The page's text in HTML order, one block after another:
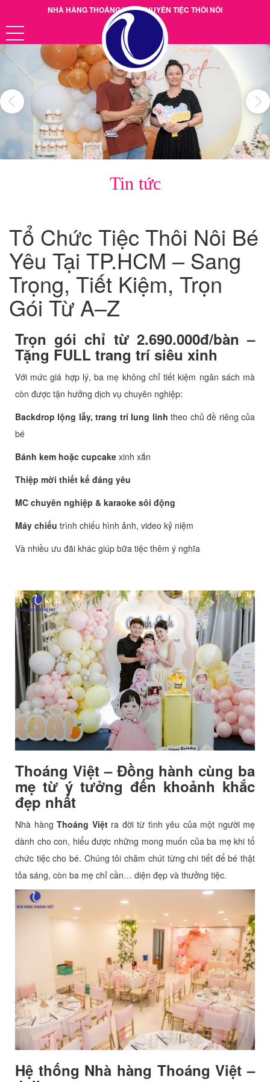
NHÀ HÀNG THOÁNG VIỆT CHUYÊN TIỆC THÔI NÔI
Hotline: 0901.38.39.40
Tin tức
Tổ Chức Tiệc Thôi Nôi Bé
Yêu Tại TP.HCM – Sang
Trọng, Tiết Kiệm, Trọn
Gói Từ A–Z
Trọn gói chỉ từ 2.690.000đ/bàn –
Tặng FULL trang trí siêu xinh
Với mức giá hợp lý, ba mẹ không chỉ tiết kiệm ngân sách mà
còn được tận hưởng dịch vụ chuyên nghiệp:
Backdrop lộng lẫy, trang trí lung linh theo chủ đề riêng của
bé
Bánh kem hoặc cupcake xinh xắn
Thiệp mời thiết kế đáng yêu
MC chuyên nghiệp & karaoke sôi động
Máy chiếu trình chiếu hình ảnh, video kỷ niệm
Và nhiều ưu đãi khác giúp bữa tiệc thêm ý nghĩa
Thoáng Việt – Đồng hành cùng ba
mẹ từ ý tưởng đến khoảnh khắc
đẹp nhất
Nhà hàng Thoáng Việtra đời từ tình yêu của một người mẹ
dành cho con, hiểu được những mong muốn của ba mẹ khi tổ
chức tiệc cho bé. Chúng tôi chăm chút từng chi tiết để bé thật
tỏa sáng, còn ba mẹ chỉ cần… diện đẹp và thưởng tiệc.
Hệ thống Nhà hàng Thoáng Việt –